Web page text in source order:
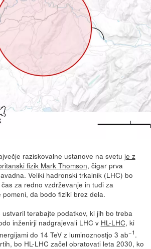
raziskovalne ustanove na svetu je z
fizik Mark Thomson, čigar prva
Veliki hadronski trkalnik (LHC) bo
za redno vzdrževanje in tudi za
da bodo fiziki brez dela.
terabajte podatkov, ki jih bo treba
inženirji nadgrajevali LHC v HL-LHC, ki
do 14 TeV z luminoznostjo 3 ab−1.
bo HL-LHC začel obratovati leta 2030, ko